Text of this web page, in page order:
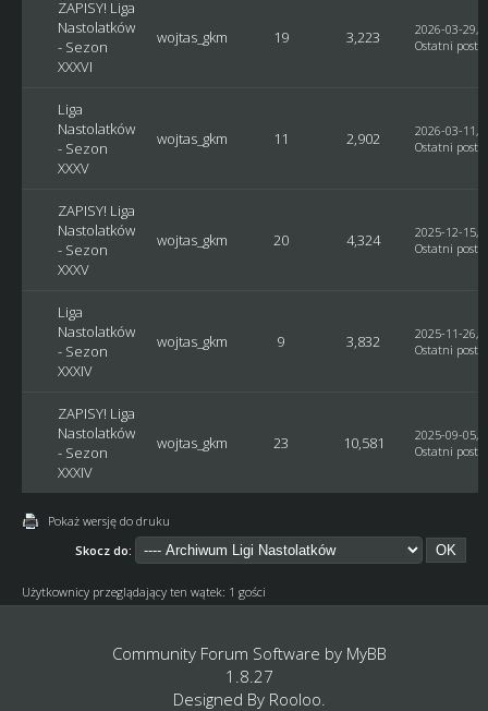
ZAPISY! Liga
Nastolatków
- Sezon
XXXVI
wojtas_gkm 19 3,223
2026-03-29,
Ostatni post:
Liga
Nastolatków
- Sezon
XXXV
wojtas_gkm 11 2,902
2026-03-11,
Ostatni post:
ZAPISY! Liga
Nastolatków
- Sezon
XXXV
wojtas_gkm 20 4,324
2025-12-15,
Ostatni post:
Liga
Nastolatków
- Sezon
XXXIV
wojtas_gkm 9 3,832
2025-11-26,
Ostatni post:
ZAPISY! Liga
Nastolatków
- Sezon
XXXIV
wojtas_gkm 23 10,581
2025-09-05,
Ostatni post:
Pokaż wersję do druku
Skocz do:
Użytkownicy przeglądający ten wątek: 1 gości
Community Forum Software by MyBB
1.8.27
Designed By Rooloo